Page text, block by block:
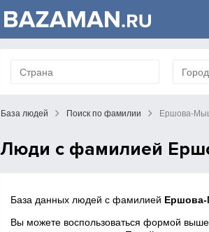
База людей Поиск по фамилии Ершова-
Люди с фамилией
База данных людей с фамилией
Вы можете воспользоваться формой